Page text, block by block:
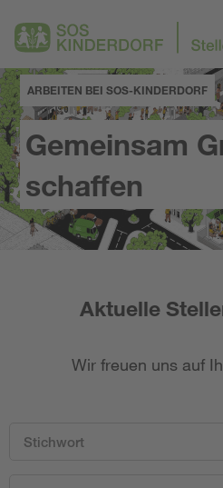
ARBEITEN BEI SOS-KINDERDORF
Gemeinsam
schaffen
Aktuelle
Wir freuen uns auf